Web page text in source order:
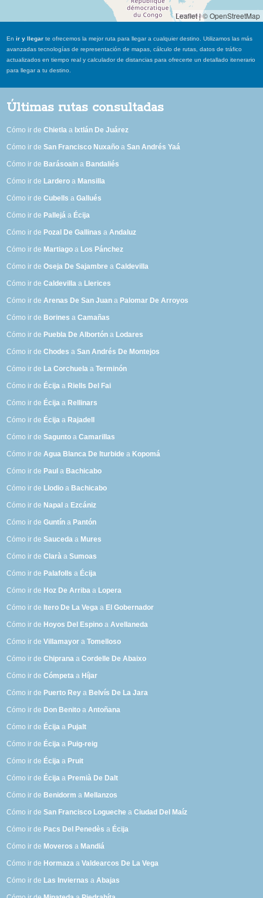
Leaflet|© OpenStreetMap
Enir y llegar te ofrecemos la mejor ruta para llegar a cualquier destino. Utilizamos las más
avanzadas tecnologías de representación de mapas, cálculo de rutas, datos de tráfico
actualizados en tiempo real y calculador de distancias para ofrecerte un detallado itenerario
para llegar a tu destino.
Últimas rutas consultadas
Cómo ir deChietla a Ixtlán De Juárez
Cómo ir deSan Francisco Nuxaño aSan Andrés Yaá
Cómo ir de Barásoain a Bandaliés
Cómo ir de Lardero a Mansilla
Cómo ir deCubells aGallués
Cómo ir de Pallejá a Écija
Cómo ir de Pozal De Gallinas aAndaluz
Cómo ir de Martiago a Los Pánchez
Cómo ir deOseja De Sajambre aCaldevilla
Cómo ir deCaldevilla a Llerices
Cómo ir deArenas De San Juan a Palomar De Arroyos
Cómo ir de Borines aCamañas
Cómo ir de Puebla De Albortón a Lodares
Cómo ir deChodes aSan Andrés De Montejos
Cómo ir de La Corchuela aTerminón
Cómo ir de Écija a Riells Del Fai
Cómo ir de Écija a Rellinars
Cómo ir de Écija a Rajadell
Cómo ir deSagunto aCamarillas
Cómo ir deAgua Blanca De Iturbide a Kopomá
Cómo ir de Paul a Bachicabo
Cómo ir de Llodio a Bachicabo
Cómo ir de Napal a Ezcániz
Cómo ir deGuntín a Pantón
Cómo ir deSauceda a Mures
Cómo ir deClarà aSumoas
Cómo ir de Palafolls a Écija
Cómo ir de Hoz De Arriba a Lopera
Cómo ir de Itero De La Vega a El Gobernador
Cómo ir de Hoyos Del Espino aAvellaneda
Cómo ir deVillamayor aTomelloso
Cómo ir deChiprana aCordelle De Abaixo
Cómo ir deCómpeta a Híjar
Cómo ir de Puerto Rey a Belvís De La Jara
Cómo ir de Don Benito aAntoñana
Cómo ir de Écija a Pujalt
Cómo ir de Écija a Puig-reig
Cómo ir de Écija a Pruit
Cómo ir de Écija a Premià De Dalt
Cómo ir de Benidorm a Mellanzos
Cómo ir deSan Francisco Logueche aCiudad Del Maíz
Cómo ir de Pacs Del Penedès a Écija
Cómo ir de Moveros a Mandiá
Cómo ir de Hormaza aValdearcos De La Vega
Cómo ir de Las Inviernas aAbajas